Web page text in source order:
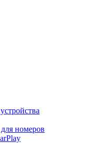
номеров